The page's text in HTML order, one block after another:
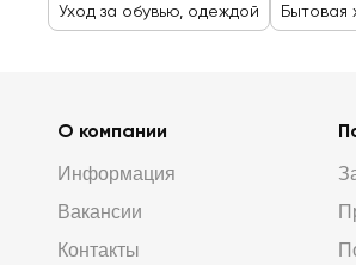
Уход за обувью, одеждой Бытовая
О компании
Информация
Вакансии
Контакты